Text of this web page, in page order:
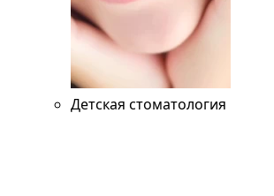
Детская стоматология